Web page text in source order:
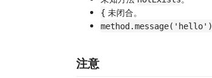
{ 未闭合。
method.message('hello')
注意